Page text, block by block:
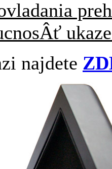
najdete